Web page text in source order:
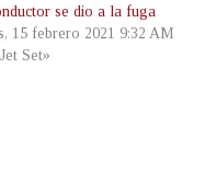
se dio a la fuga
15 febrero 2021 9:32 AM
Set»